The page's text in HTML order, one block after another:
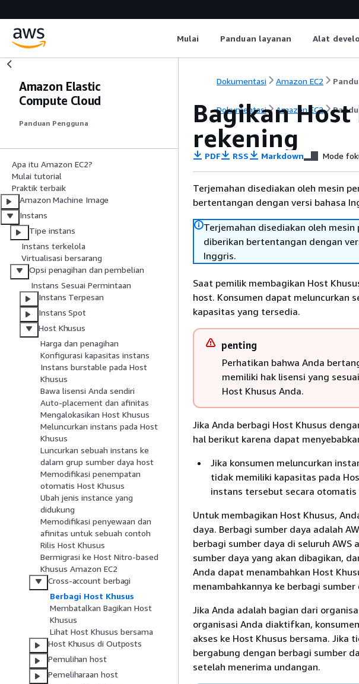
Mulai Panduan layanan Alat
Amazon Elastic
Compute Cloud
Panduan Pengguna
Apa itu Amazon EC2?
Mulai tutorial
Praktik terbaik
Amazon Machine Image
Instans
Tipe instans
Instans terkelola
Virtualisasi bersarang
Opsi penagihan dan pembelian
Instans Sesuai Permintaan
Instans Terpesan
Instans Spot
Host Khusus
Harga dan penagihan
Konfigurasi kapasitas instans
Instans burstable pada Host
Khusus
Bawa lisensi Anda sendiri
Auto-placement dan afinitas
Mengalokasikan Host Khusus
Meluncurkan instans pada Host
Khusus
Luncurkan sebuah instans ke
dalam grup sumber daya host
Memodifikasi penempatan
otomatis Host Khusus
Ubah jenis instance yang
didukung
Memodifikasi penyewaan dan
afinitas untuk sebuah contoh
Rilis Host Khusus
Bermigrasi ke Host Nitro-based
Khusus Amazon EC2
Cross-account berbagi
Berbagi Host Khusus
Membatalkan Bagikan Host
Khusus
Lihat Host Khusus bersama
Host Khusus di Outposts
Pemulihan host
Pemeliharaan host
Dokumentasi Amazon EC2
Dokumentasi Amazon EC2
Bagikan Host
rekening
PDF RSS Markdown Mode
Terjemahan disediakan oleh mesin
bertentangan dengan versi bahasa
Terjemahan disediakan oleh
diberikan bertentangan dengan
Inggris.
Saat pemilik membagikan Host
host. Konsumen dapat meluncurkan
kapasitas yang tersedia.
penting
Perhatikan bahwa Anda
memiliki hak lisensi yang
Host Khusus Anda.
Jika Anda berbagi Host Khusus
hal berikut karena dapat
Jika konsumen meluncurkan
tidak memiliki kapasitas pada
instans tersebut secara otomatis
Untuk membagikan Host Khusus,
daya. Berbagi sumber daya adalah
berbagi sumber daya di seluruh AWS
sumber daya yang akan dibagikan,
Anda dapat menambahkan Host
menambahkannya ke berbagi sumber
Jika Anda adalah bagian dari
organisasi Anda diaktifkan,
akses ke Host Khusus bersama. Jika
bergabung dengan berbagi sumber
setelah menerima undangan.